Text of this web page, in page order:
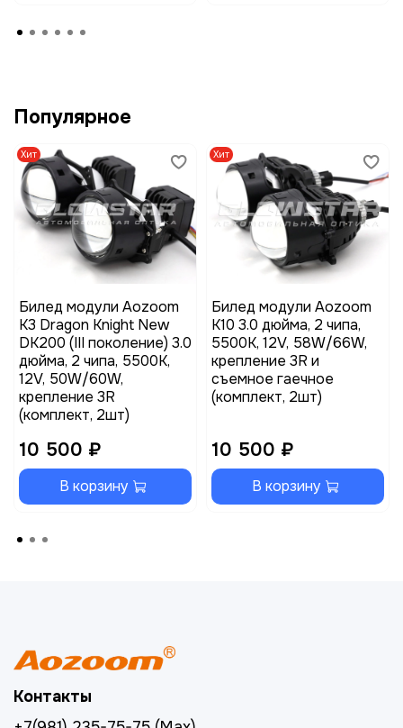
Популярное
Хит
Билед модули Aozoom
K3 Dragon Knight New
DK200 (III поколение) 3.0
дюйма, 2 чипа, 5500K,
12V, 50W/60W,
крепление 3R
(комплект, 2шт)
10 500 ₽
В корзину
Хит
Билед модули Aozoom
K10 3.0 дюйма, 2 чипа,
5500K, 12V, 58W/66W,
крепление 3R и
съемное гаечное
(комплект, 2шт)
10 500 ₽
В корзину
Контакты